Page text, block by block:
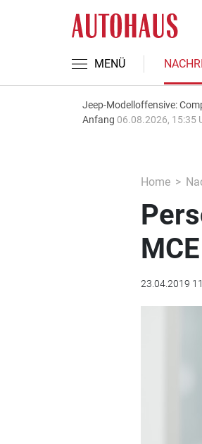
MENÜ
Jeep-Modelloffensive:
Anfang 06.08.2026, 15:35
Home
23.04.2019